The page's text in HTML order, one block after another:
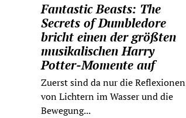
Fantastic Beasts: The
Secrets of Dumbledore
bricht einen der größten
musikalischen Harry
Potter-Momente auf
Zuerst sind da nur die Reflexionen
von Lichtern im Wasser und die
Bewegung...